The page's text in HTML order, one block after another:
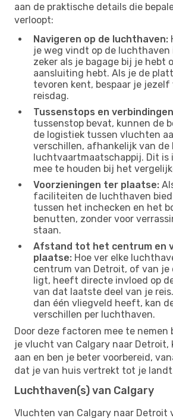
aan de praktische details die
verloopt:
Navigeren op de luchthaven:
je weg vindt op de luchthaven
zeker als je bagage bij je hebt
aansluiting hebt. Als je de
tevoren kent, bespaar je jezelf
reisdag.
Tussenstops en
tussenstop bevat, kunnen de
de logistiek tussen vluchten
verschillen, afhankelijk van
luchtvaartmaatschappij. Dit is
mee te houden bij het
Voorzieningen ter plaatse:
faciliteiten de luchthaven
tussen het inchecken en het
benutten, zonder voor
staan.
Afstand tot het centrum en
plaatse: Hoe ver elke
centrum van Detroit, of van je
ligt, heeft directe invloed op
van dat laatste deel van je
dan één vliegveld heeft, kan
verschillen per luchthaven.
Door deze factoren mee te nemen
je vlucht van Calgary naar Detroit,
aan en ben je beter voorbereid,
dat je van huis vertrekt tot je
Luchthaven(s) van Calgary
Vluchten van Calgary naar Detroit